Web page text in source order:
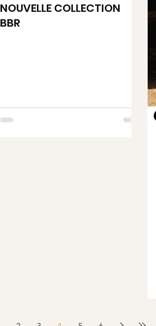
NOUVELLE COLLECTION
BBR